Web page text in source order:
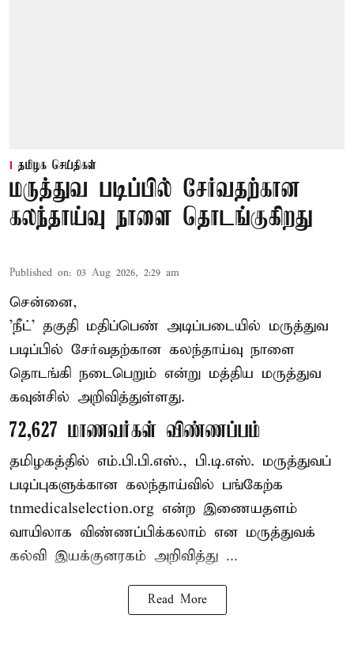
தமிழக செய்திகள்
மருத்துவ படிப்பில் சேர்வதற்கான
கலந்தாய்வு நாளை தொடங்குகிறது
Published on: 03 Aug 2026, 2:29 am
சென்னை,
'நீட்' தகுதி மதிப்பெண் அடிப்படையில் மருத்துவ
படிப்பில் சேர்வதற்கான கலந்தாய்வு நாளை
தொடங்கி நடைபெறும் என்று மத்திய மருத்துவ
கவுன்சில் அறிவித்துள்ளது.
72,627 மாணவர்கள் விண்ணப்பம்
தமிழகத்தில் எம்.பி.பி.எஸ்., பி.டி.எஸ். மருத்துவப்
படிப்புகளுக்கான கலந்தாய்வில் பங்கேற்க
tnmedicalselection.org என்ற இணையதளம்
வாயிலாக விண்ணப்பிக்கலாம் என மருத்துவக்
கல்வி இயக்குனரகம் அறிவித்து ...
Read More